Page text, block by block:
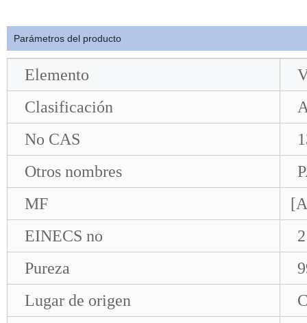
Parámetros del producto
Elemento
Clasificación
No CAS
Otros nombres
MF
EINECS no
Pureza
Lugar de origen